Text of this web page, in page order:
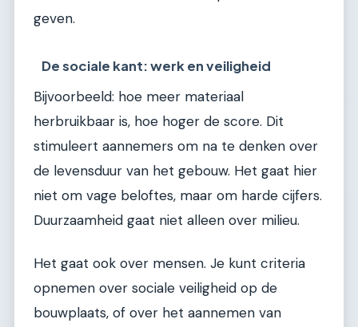
geven.
De sociale kant: werk en veiligheid
Bijvoorbeeld: hoe meer materiaal
herbruikbaar is, hoe hoger de score. Dit
stimuleert aannemers om na te denken over
de levensduur van het gebouw. Het gaat hier
niet om vage beloftes, maar om harde cijfers.
Duurzaamheid gaat niet alleen over milieu.
Het gaat ook over mensen. Je kunt criteria
opnemen over sociale veiligheid op de
bouwplaats, of over het aannemen van